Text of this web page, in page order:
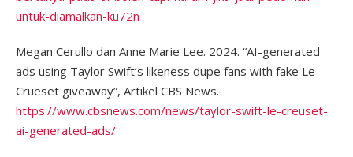
untuk-diamalkan-ku72n
Megan Cerullo dan Anne Marie Lee. 2024. “AI-generated
ads using Taylor Swift’s likeness dupe fans with fake Le
Crueset giveaway”, Artikel CBS News.
https://www.cbsnews.com/news/taylor-swift-le-creuset-
ai-generated-ads/